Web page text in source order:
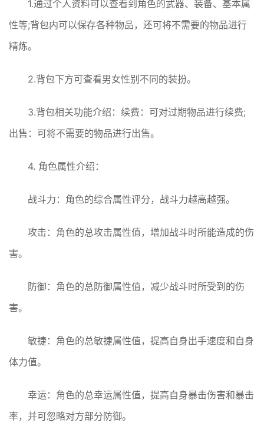
1.通过个人资料可以查看到角色的武器、装备、基本属
性等;背包内可以保存各种物品，还可将不需要的物品进行
精炼。
2.背包下方可查看男女性别不同的装扮。
3.背包相关功能介绍：续费：可对过期物品进行续费;
出售：可将不需要的物品进行出售。
4. 角色属性介绍：
战斗力：角色的综合属性评分，战斗力越高越强。
攻击：角色的总攻击属性值，增加战斗时所能造成的伤
害。
防御：角色的总防御属性值，减少战斗时所受到的伤
害。
敏捷：角色的总敏捷属性值，提高自身出手速度和自身
体力值。
幸运：角色的总幸运属性值，提高自身暴击伤害和暴击
率，并可忽略对方部分防御。